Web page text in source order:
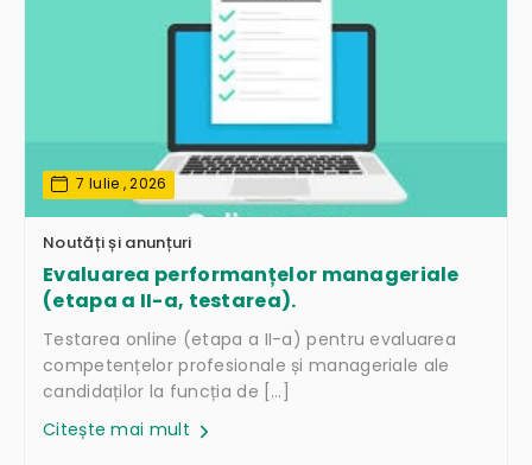
7 Iulie , 2026
Noutăți și anunțuri
Evaluarea performanțelor manageriale
(etapa a II-a, testarea).
Testarea online (etapa a II-a) pentru evaluarea
competențelor profesionale și manageriale ale
candidaților la funcția de […]
Citește mai mult